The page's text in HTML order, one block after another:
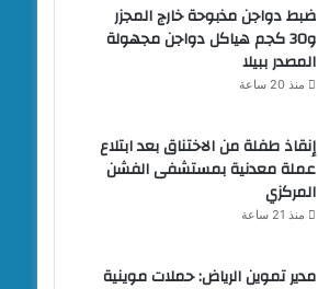
ضبط دواجن مذبوحة خارج المجزر
و30 كجم هياكل دواجن مجهولة
المصدر ببيلا
منذ 20 ساعة
إنقاذ طفلة من الاختناق بعد ابتلاع
عملة معدنية بمستشفى الفشن
المركزي
منذ 21 ساعة
مدير تموين الرياض: حملات موينية